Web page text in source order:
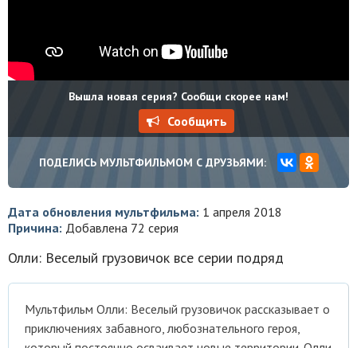
Вышла новая серия? Сообщи скорее нам!
Сообщить
ПОДЕЛИСЬ МУЛЬТФИЛЬМОМ С ДРУЗЬЯМИ:
Дата обновления мультфильма: 1 апреля 2018
Причина: Добавлена 72 серия
Олли: Веселый грузовичок все серии подряд
Мультфильм Олли: Веселый грузовичок рассказывает о
приключениях забавного, любознательного героя,